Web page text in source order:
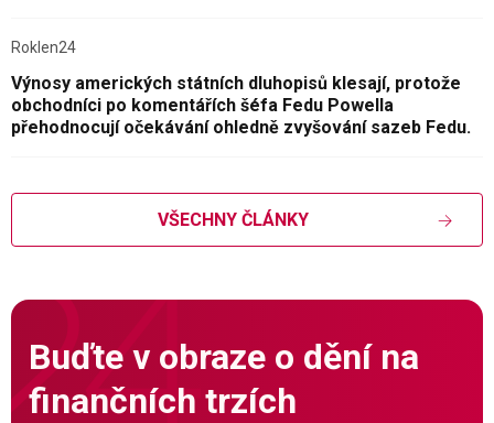
Roklen24
Výnosy amerických státních dluhopisů klesají, protože
obchodníci po komentářích šéfa Fedu Powella
přehodnocují očekávání ohledně zvyšování sazeb Fedu.
VŠECHNY ČLÁNKY
Buďte v obraze o dění na
finančních trzích